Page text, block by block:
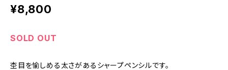
¥8,800
SOLD OUT
杢目を愉しめる太さがあるシャープペンシルです。